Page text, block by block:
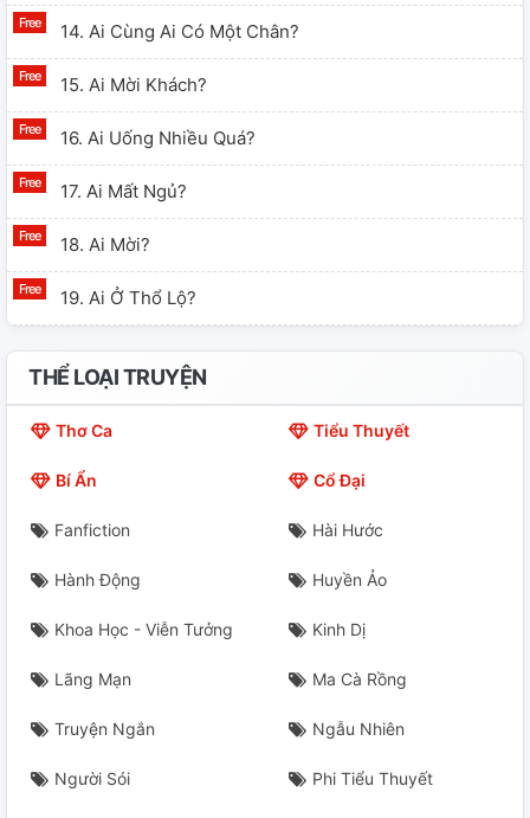
14. Ai Cùng Ai Có Một Chân?
15. Ai Mời Khách?
16. Ai Uống Nhiều Quá?
17. Ai Mất Ngủ?
18. Ai Mời?
19. Ai Ở Thổ Lộ?
20. Ai Quá Mức A!
21. Ai Kính Râm?
25. Ai Vấn Đề?
26. Ai Ở Gõ Cửa?
27. Ai Khả Thừa Chi Cơ?
28. Ai Hẹn Hò?
THỂ LOẠI TRUYỆN
Thơ Ca Tiểu Thuyết
Bí Ẩn Cổ Đại
Fanfiction Hài Hước
Hành Động Huyền Ảo
Khoa Học - Viễn Tưởng Kinh Dị
Lãng Mạn Ma Cà Rồng
Truyện Ngắn Ngẫu Nhiên
Người Sói Phi Tiểu Thuyết